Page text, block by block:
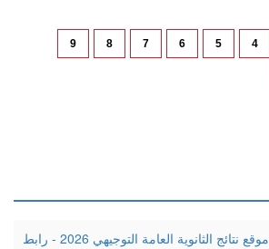
4
5
6
7
8
9
موقع نتائج الثانوية العامة التوجيهي 2026 - رابط